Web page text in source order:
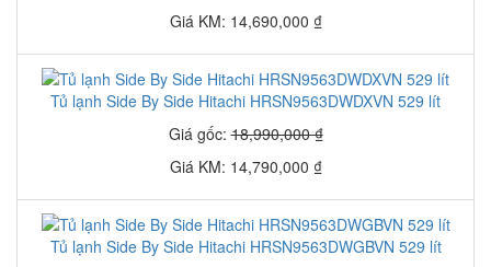
Giá KM: 14,690,000 ₫
Tủ lạnh Side By Side Hitachi HRSN9563DWDXVN 529 lít
Giá gốc:18,990,000 ₫
Giá KM: 14,790,000 ₫
Tủ lạnh Side By Side Hitachi HRSN9563DWGBVN 529 lít